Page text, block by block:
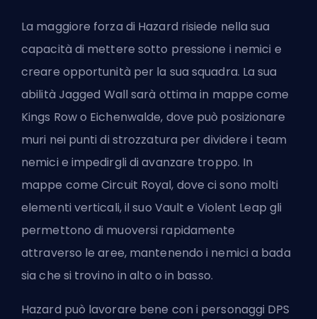
La maggiore forza di Hazard risiede nella sua
capacità di mettere sotto pressione i nemici e
creare opportunità per la sua squadra. La sua
abilità Jagged Wall sarà ottima in mappe come
Kings Row o Eichenwalde, dove può posizionare
muri nei punti di strozzatura per dividere i team
nemici e impedirgli di avanzare troppo. In
mappe come Circuit Royal, dove ci sono molti
elementi verticali, il suo Vault e Violent Leap gli
permettono di muoversi rapidamente
attraverso le aree, mantenendo i nemici a bada
sia che si trovino in alto o in basso.
Hazard può lavorare bene con i personaggi DPS